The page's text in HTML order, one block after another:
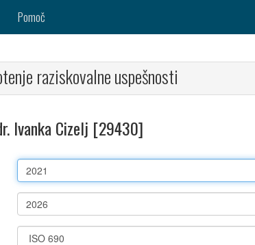
Pomoč
raziskovalne uspešnosti
Ivanka Cizelj [29430]